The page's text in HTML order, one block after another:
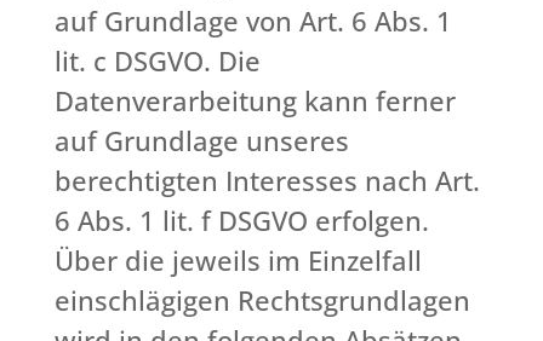
auf Grundlage von Art. 6 Abs. 1
lit. c DSGVO. Die
Datenverarbeitung kann ferner
auf Grundlage unseres
berechtigten Interesses nach Art.
6 Abs. 1 lit. f DSGVO erfolgen.
Über die jeweils im Einzelfall
einschlägigen Rechtsgrundlagen